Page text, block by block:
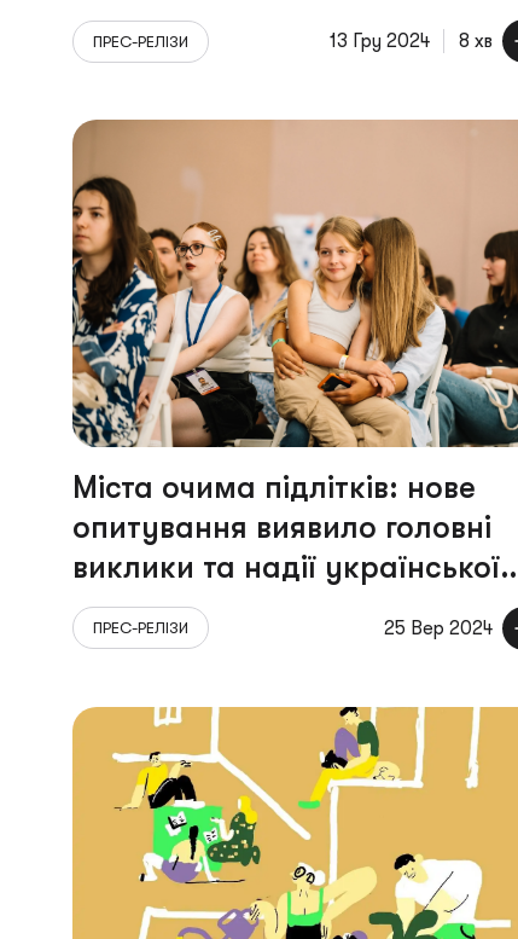
ПРЕС-РЕЛІЗИ 13 Гру 2024 8 хв
Міста очима підлітків: нове
опитування виявило головні
виклики та надії української
молоді
ПРЕС-РЕЛІЗИ 25 Вер 2024